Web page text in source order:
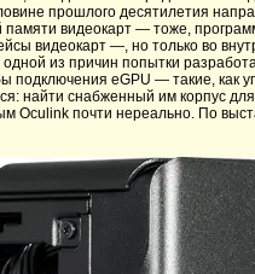
прошлого десятилетия
памяти видеокарт — тоже,
видеокарт —, но только во
из причин попытки
подключения eGPU — такие, как
найти снабженный им корпус
Oculink почти нереально. По